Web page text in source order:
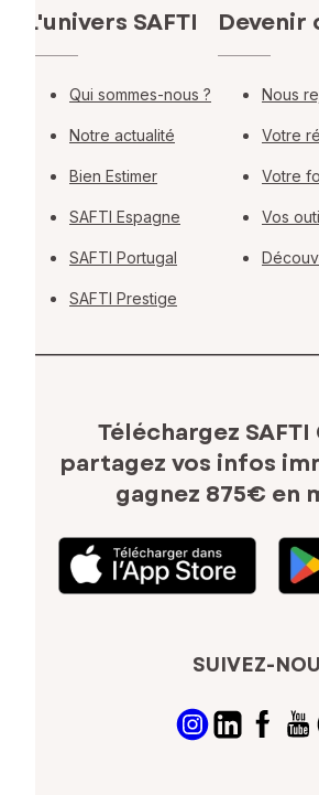
L'univers SAFTI
Qui sommes-nous ?
Notre actualité
Bien Estimer
SAFTI Espagne
SAFTI Portugal
SAFTI Prestige
Devenir
Nous
Votre
Votre
Vos
Téléchargez
partagez vos infos
gagnez 875€ en
SUIVEZ-